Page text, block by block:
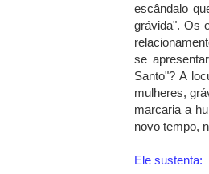
escândalo
grávida". Os
se
Santo"? A
mulheres,
marcaria a
novo tempo,
Ele sustenta: